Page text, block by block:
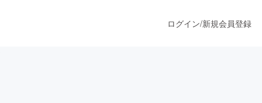
ログイン/新規会員登録